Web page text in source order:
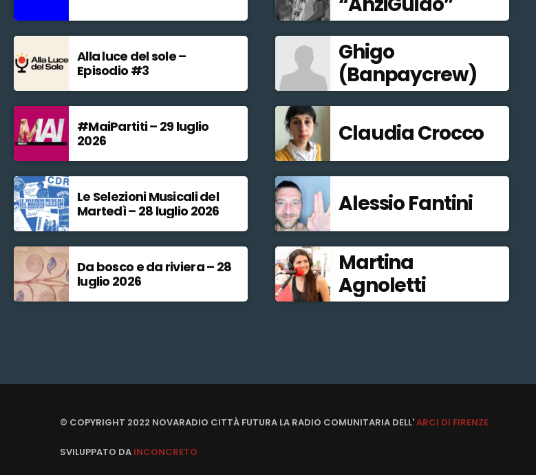
Alla luce del sole –
Episodio #3
#MaiPartiti – 29 luglio
2026
Le Selezioni Musicali del
Martedì – 28 luglio 2026
Da bosco e da riviera – 28
luglio 2026
Ghigo
(Banpaycrew)
Claudia Crocco
Alessio Fantini
Martina
Agnoletti
© COPYRIGHT 2022 NOVARADIO CITTÀ FUTURA LA RADIO COMUNITARIA DELL'ARCI DI FIRENZE
SVILUPPATO DA INCONCRETO